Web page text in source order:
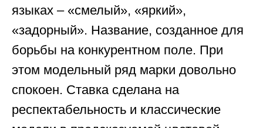
языках – «смелый», «яркий»,
«задорный». Название, созданное для
борьбы на конкурентном поле. При
этом модельный ряд марки довольно
спокоен. Ставка сделана на
респектабельность и классические